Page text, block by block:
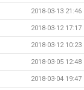
2018-03-13 21:46
2018-03-12 17:17
2018-03-12 10:23
2018-03-05 12:48
2018-03-04 19:47